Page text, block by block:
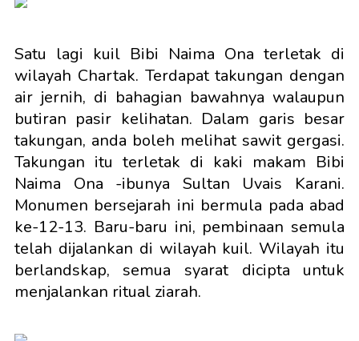
Satu lagi kuil Bibi Naima Ona terletak di
wilayah Chartak. Terdapat takungan dengan
air jernih, di bahagian bawahnya walaupun
butiran pasir kelihatan. Dalam garis besar
takungan, anda boleh melihat sawit gergasi.
Takungan itu terletak di kaki makam Bibi
Naima Ona -ibunya Sultan Uvais Karani.
Monumen bersejarah ini bermula pada abad
ke-12-13. Baru-baru ini, pembinaan semula
telah dijalankan di wilayah kuil. Wilayah itu
berlandskap, semua syarat dicipta untuk
menjalankan ritual ziarah.